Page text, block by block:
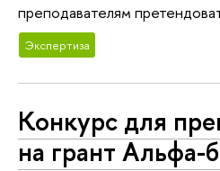
преподавателям
Экспертиза
Конкурс для
на грант Альфа-